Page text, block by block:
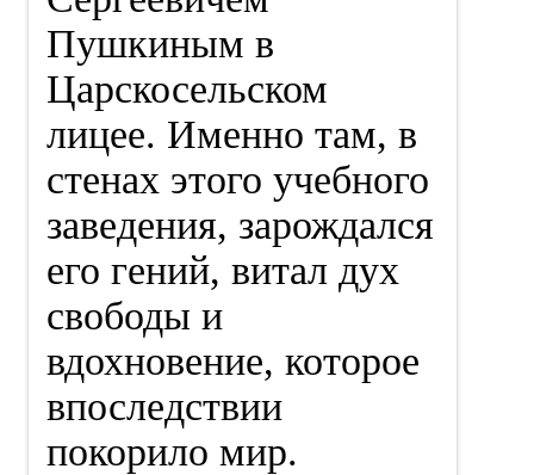
Пушкиным в
Царскосельском
лицее. Именно там, в
стенах этого учебного
заведения, зарождался
его гений, витал дух
свободы и
вдохновение, которое
впоследствии
покорило мир.